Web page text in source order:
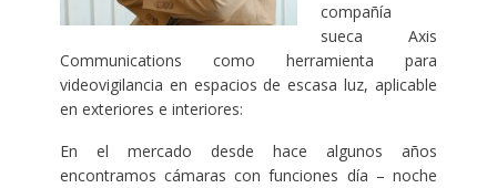
compañía
sueca Axis
Communications como herramienta para
videovigilancia en espacios de escasa luz, aplicable
en exteriores e interiores:
En el mercado desde hace algunos años
encontramos cámaras con funciones día – noche